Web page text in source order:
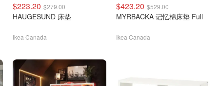
$223.20 $279.00
HAUGESUND 床垫
Ikea Canada
$423.20 $529.00
MYRBACKA 记忆棉床垫 Full
Ikea Canada